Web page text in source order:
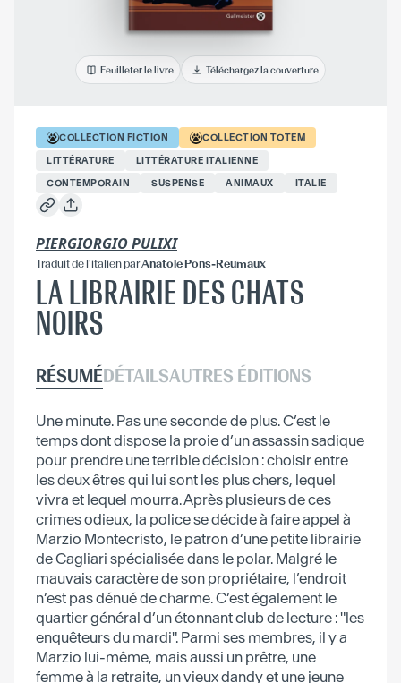
Feuilleter le livre Téléchargez la couverture
COLLECTION FICTION COLLECTION TOTEM
LITTÉRATURE
LITTÉRATURE ITALIENNE
CONTEMPORAIN
SUSPENSE ANIMAUX ITALIE
PIERGIORGIO PULIXI
Traduitde l'italienparAnatole Pons-Reumaux
LA LIBRAIRIE DES CHATS
NOIRS
RÉSUMÉDÉTAILSAUTRES ÉDITIONS
Une minute. Pas une seconde de plus. C’est le
temps dont dispose la proie d’un assassin sadique
pour prendre une terrible décision : choisir entre
les deux êtres qui lui sont les plus chers, lequel
vivra et lequel mourra. Après plusieurs de ces
crimes odieux, la police se décide à faire appel à
Marzio Montecristo, le patron d’une petite librairie
de Cagliari spécialisée dans le polar. Malgré le
mauvais caractère de son propriétaire, l’endroit
n’est pas dénué de charme. C’est également le
quartier général d’un étonnant club de lecture : "les
enquêteurs du mardi". Parmi ses membres, il y a
Marzio lui-même, mais aussi un prêtre, une
femme à la retraite, un vieux dandy et une jeune